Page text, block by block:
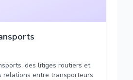
des litiges routiers et
relations entre transporteurs